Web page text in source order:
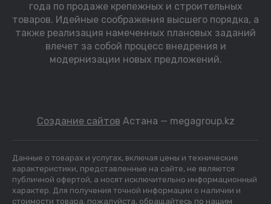
года по продаже крепежных и строительных
товаров. Идейные соображения высшего порядка, а
также реализация намеченных плановых заданий
влечет за собой процесс внедрения и
модернизации новых предложений.
Создание сайтов Астана — megagroup.kz
Данные о товарах и услугах, включая цены и технические
характеристики, представленные на сайте, не являются
публичной офертой, а носят исключительно информационный
характер. Для получения точной информации о наличии и
стоимости товара, пожалуйста, обращайтесь по нашим